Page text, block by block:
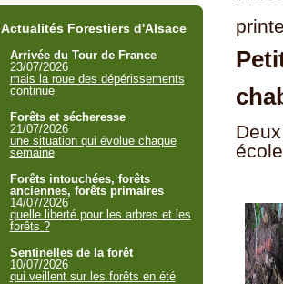
Actualités Forestiers d'Alsace
Arrivée du Tour de France
23/07/2026
mais la roue des dépérissements
continue
Forêts et sécheresse
21/07/2026
une situation qui évolue chaque
semaine
Forêts intouchées, forêts
anciennes, forêts primaires
14/07/2026
quelle liberté pour les arbres et les
forêts ?
Sentinelles de la forêt
10/07/2026
qui veillent sur les forêts en été